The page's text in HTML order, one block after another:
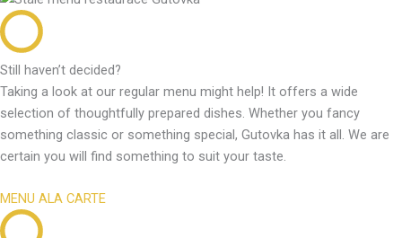
Still haven’t decided?
Taking a look at our regular menu might help! It offers a wide
selection of thoughtfully prepared dishes. Whether you fancy
something classic or something special, Gutovka has it all. We are
certain you will find something to suit your taste.
MENU ALA CARTE